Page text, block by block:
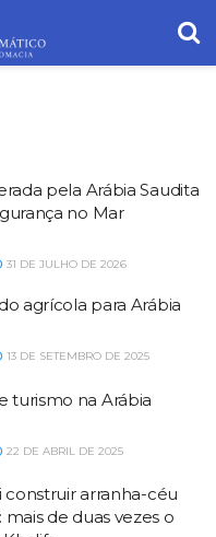
pela Arábia Saudita
no Mar
31 DE JULHO DE 2026
agrícola para Arábia
13 DE SETEMBRO DE 2025
turismo na Arábia
22 DE ABRIL DE 2025
construir arranha-céu
de duas vezes o